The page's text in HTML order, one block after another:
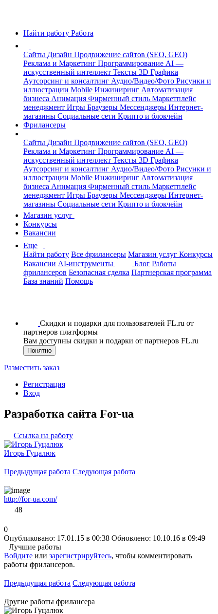
Найти работу Работа
Сайты Дизайн Продвижение сайтов (SEO, GEO)
Реклама и Маркетинг Программирование AI —
искусственный интеллект Тексты 3D Графика
Аутсорсинг и консалтинг Аудио/Видео/Фото Рисунки и
иллюстрации Mobile Инжиниринг Автоматизация
бизнеса Анимация Фирменный стиль Маркетплейс
менеджмент Игры Браузеры Мессенджеры Интернет-
магазины Социальные сети Крипто и блокчейн
Фрилансеры
Сайты Дизайн Продвижение сайтов (SEO, GEO)
Реклама и Маркетинг Программирование AI —
искусственный интеллект Тексты 3D Графика
Аутсорсинг и консалтинг Аудио/Видео/Фото Рисунки и
иллюстрации Mobile Инжиниринг Автоматизация
бизнеса Анимация Фирменный стиль Маркетплейс
менеджмент Игры Браузеры Мессенджеры Интернет-
магазины Социальные сети Крипто и блокчейн
Магазин услуг
Конкурсы
Вакансии
Еще
Найти работу Все фрилансеры Магазин услуг Конкурсы
Вакансии AI-инструменты Блог Работы
фрилансеров Безопасная сделка Партнерская программа
База знаний Помощь
Скидки и подарки для пользователей FL.ru от
партнеров платформы
Вам доступны скидки и подарки от партнеров FL.ru
Понятно
Разместить заказ
Регистрация
Вход
Разработка сайта For-ua
Ссылка на работу
Игорь Гуцалюк
Предыдущая работа Следующая работа
http://for-ua.com/
48
0
Опубликовано: 17.01.15 в 00:38 Обновлено: 10.10.16 в 09:49
Лучшие работы
Войдите или зарегистрируйтесь, чтобы комментировать
работы фрилансеров.
Предыдущая работа Следующая работа
Другие работы фрилансера